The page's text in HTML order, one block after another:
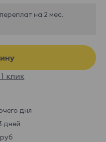
на 2 мес.
клик
дня
дней